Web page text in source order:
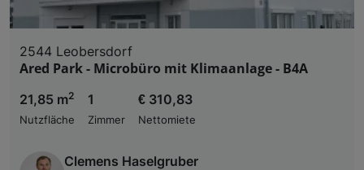
2544 Leobersdorf
Ared Park - Microbüro mit Klimaanlage - B4A
21,85 m2
Nutzfläche
1
Zimmer
€ 310,83
Nettomiete
Clemens Haselgruber